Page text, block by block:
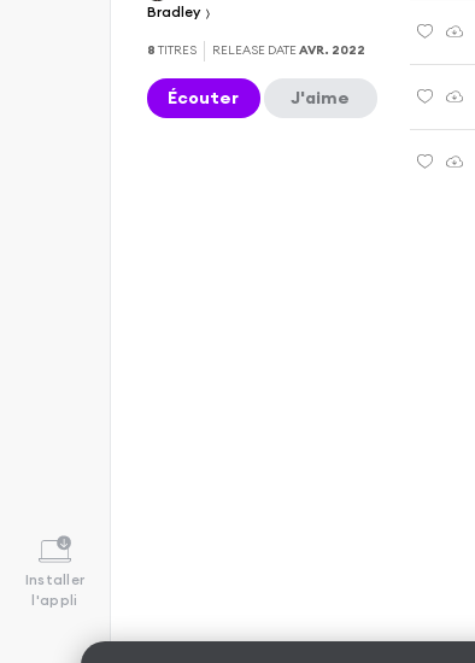
Installer
l'appli
Bradley
8TITRES RELEASE DATEAVR. 2022
Écouter J'aime